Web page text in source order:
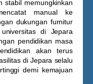
stabil memungkinkan
manual ke
dukungan furnitur
di Jepara
pendidikan masa
akan terus
di Jepara selalu
demi kemajuan